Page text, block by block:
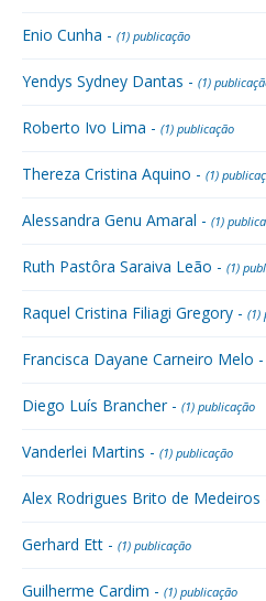
Enio Cunha - (1) publicação
Yendys Sydney Dantas - (1)
Roberto Ivo Lima - (1) publicação
Thereza Cristina Aquino - (1)
Alessandra Genu Amaral - (1)
Ruth Pastôra Saraiva Leão - (1)
Raquel Cristina Filiagi Gregory - (1)
Francisca Dayane Carneiro Melo -
Diego Luís Brancher - (1) publicação
Vanderlei Martins - (1) publicação
Alex Rodrigues Brito de Medeiros
Gerhard Ett - (1) publicação
Guilherme Cardim - (1) publicação